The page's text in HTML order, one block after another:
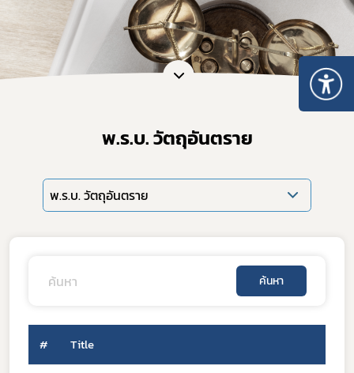
พ.ร.บ. วัตถุอันตราย
พ.ร.บ. วัตถุอันตราย
ค้นหา
# Title Subscribe